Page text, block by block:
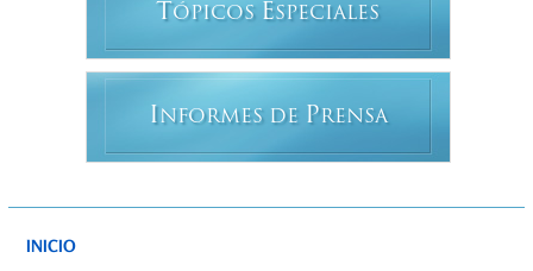
T ÓPICOS ESPECIALES
INFORMES DE PRENSA
INICIO